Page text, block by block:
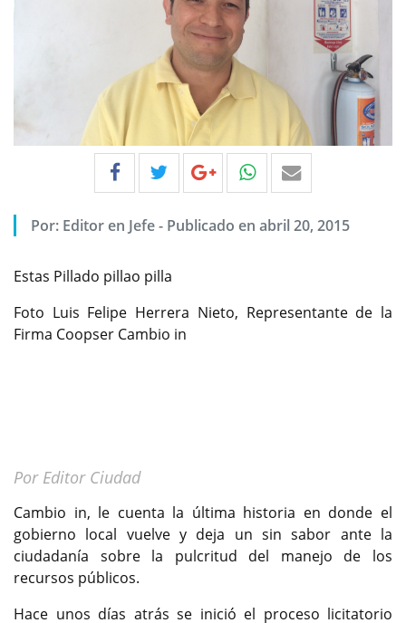
Por: Editor en Jefe- Publicado en abril 20, 2015
Estas Pillado pillao pilla
Foto Luis Felipe Herrera Nieto, Representante de la
Firma Coopser Cambio in
Por Editor Ciudad
Cambio in, le cuenta la última historia en donde el
gobierno local vuelve y deja un sin sabor ante la
ciudadanía sobre la pulcritud del manejo de los
recursos públicos.
Hace unos días atrás se inició el proceso licitatorio